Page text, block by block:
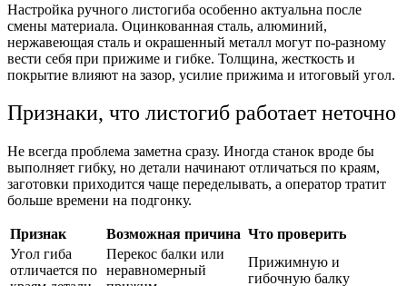
Настройка ручного листогиба особенно актуальна после
смены материала. Оцинкованная сталь, алюминий,
нержавеющая сталь и окрашенный металл могут по-разному
вести себя при прижиме и гибке. Толщина, жесткость и
покрытие влияют на зазор, усилие прижима и итоговый угол.
Признаки, что листогиб работает неточно
Не всегда проблема заметна сразу. Иногда станок вроде бы
выполняет гибку, но детали начинают отличаться по краям,
заготовки приходится чаще переделывать, а оператор тратит
больше времени на подгонку.
Признак Возможная причина Что проверить
Угол гиба
отличается по
Перекос балки или
неравномерный
Прижимную и
гибочную балку